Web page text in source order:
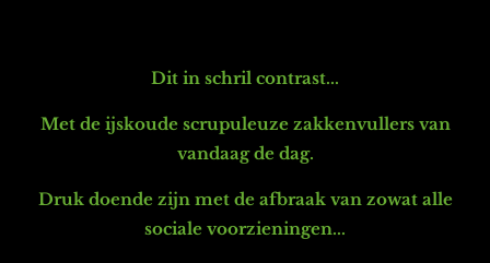
Dit in schril contrast...
Met de ijskoude scrupuleuze zakkenvullers van
vandaag de dag.
Druk doende zijn met de afbraak van zowat alle
sociale voorzieningen...